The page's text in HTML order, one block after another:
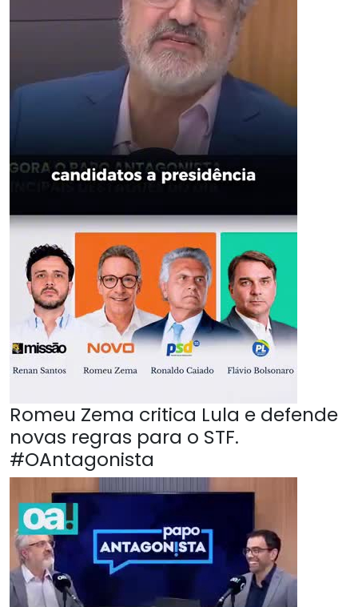
Romeu Zema critica Lula e defende
novas regras para o STF.
#OAntagonista